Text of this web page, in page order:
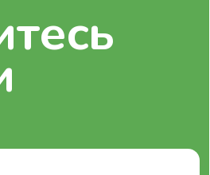
конфиденциальности